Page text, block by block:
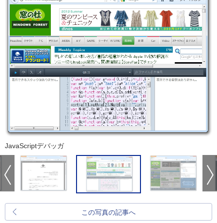
JavaScriptデバッガ
この写真の記事へ